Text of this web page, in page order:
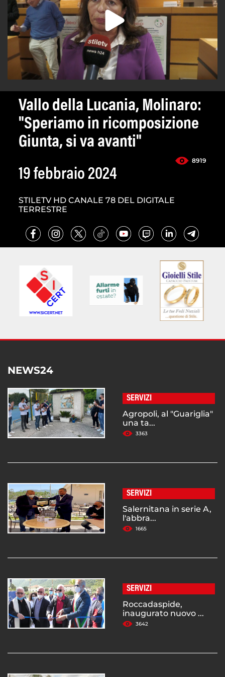
Vallo della Lucania, Molinaro:
"Speriamo in ricomposizione
Giunta, si va avanti"
8919
19 febbraio 2024
STILETV HD CANALE 78 DEL DIGITALE
TERRESTRE
NEWS24
SERVIZI
Agropoli, al "Guariglia"
una ta...
3363
SERVIZI
Salernitana in serie A,
l'abbra...
1665
SERVIZI
Roccadaspide,
inaugurato nuovo ...
3642